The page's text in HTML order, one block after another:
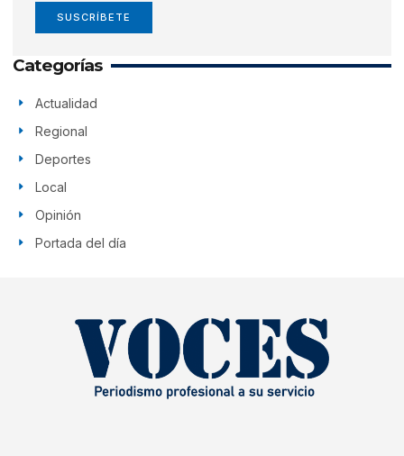
SUSCRÍBETE
Categorías
Actualidad
Regional
Deportes
Local
Opinión
Portada del día